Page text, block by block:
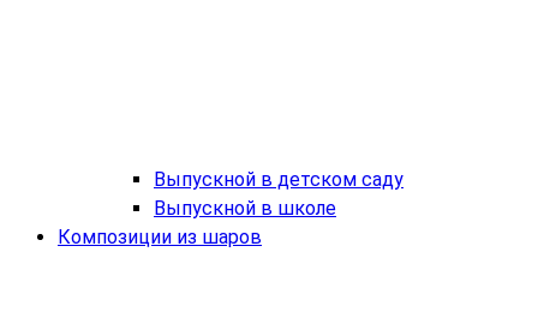
Выпускной в детском саду
Выпускной в школе
Композиции из шаров